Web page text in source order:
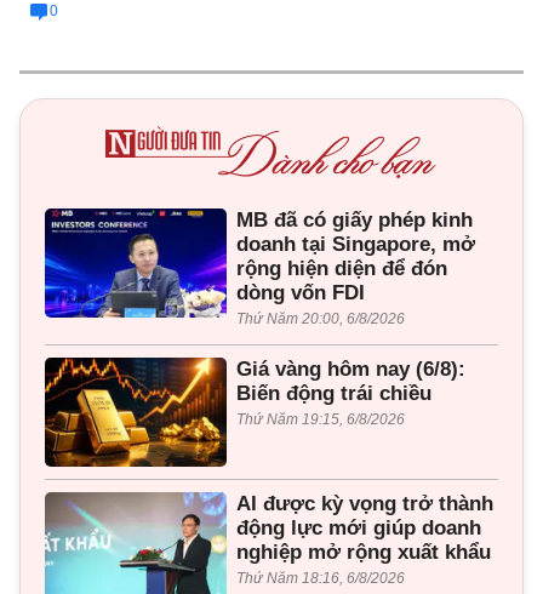
0
MB đã có giấy phép kinh
doanh tại Singapore, mở
rộng hiện diện để đón
dòng vốn FDI
Thứ Năm 20:00, 6/8/2026
Giá vàng hôm nay (6/8):
Biến động trái chiều
Thứ Năm 19:15, 6/8/2026
AI được kỳ vọng trở thành
động lực mới giúp doanh
nghiệp mở rộng xuất khẩu
Thứ Năm 18:16, 6/8/2026